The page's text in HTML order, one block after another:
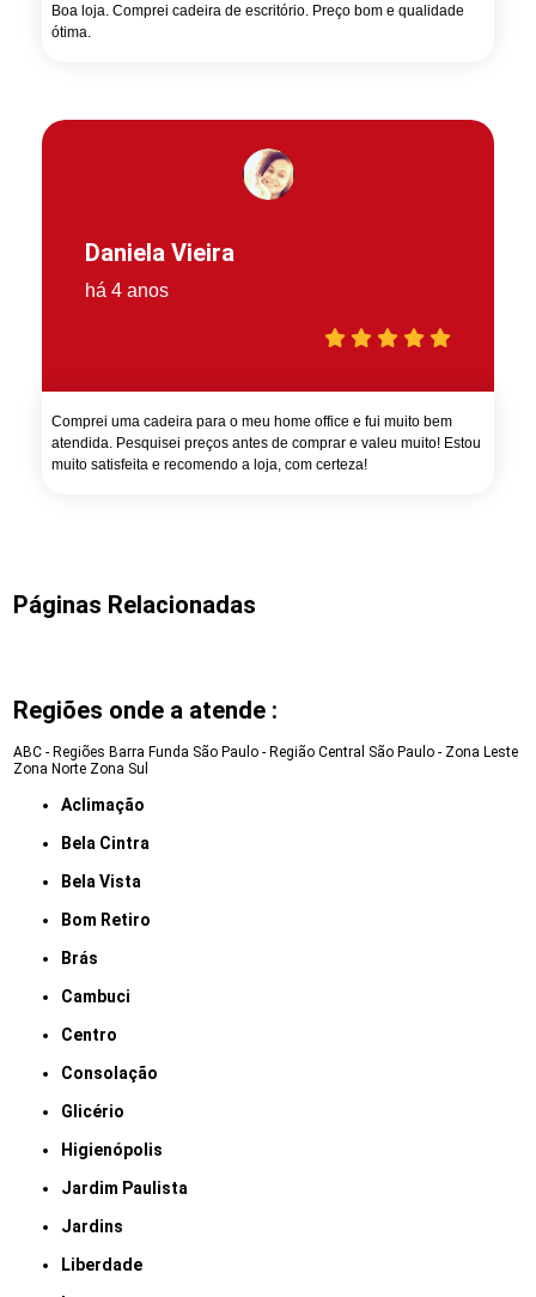
Boa loja. Comprei cadeira de escritório. Preço bom e qualidade
ótima.
Daniela Vieira
há 4 anos
Comprei uma cadeira para o meu home office e fui muito bem
atendida. Pesquisei preços antes de comprar e valeu muito! Estou
muito satisfeita e recomendo a loja, com certeza!
Páginas Relacionadas
Regiões onde a atende :
ABC - Regiões Barra Funda São Paulo - Região Central São Paulo - Zona Leste
Zona Norte Zona Sul
Aclimação
Bela Cintra
Bela Vista
Bom Retiro
Brás
Cambuci
Centro
Consolação
Glicério
Higienópolis
Jardim Paulista
Jardins
Liberdade